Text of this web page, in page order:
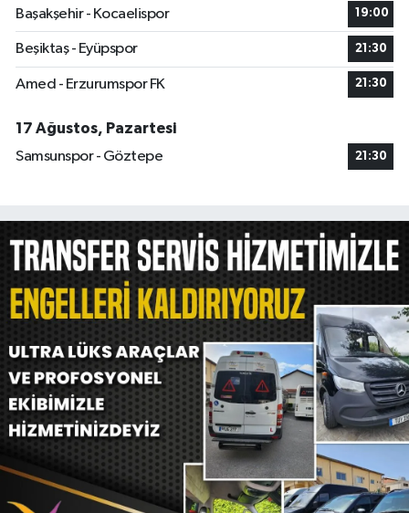
Başakşehir - Kocaelispor
19:00
Beşiktaş - Eyüpspor 21:30
Amed - Erzurumspor FK 21:30
17 Ağustos, Pazartesi
Samsunspor - Göztepe
21:30